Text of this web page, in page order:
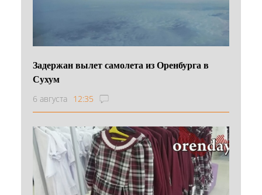
Задержан вылет самолета из Оренбурга в
Сухум
6 августа 12:35